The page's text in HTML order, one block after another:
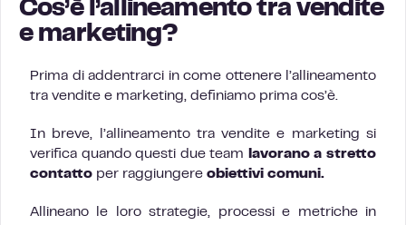
Cos’è l’allineamento tra vendite
e marketing?
Prima di addentrarci in come ottenere l’allineamento
tra vendite e marketing, definiamo prima cos’è.
In breve, l’allineamento tra vendite e marketing si
verifica quando questi due team
lavorano a stretto
contatto per raggiungere obiettivi comuni.
Allineano le loro strategie, processi e metriche in